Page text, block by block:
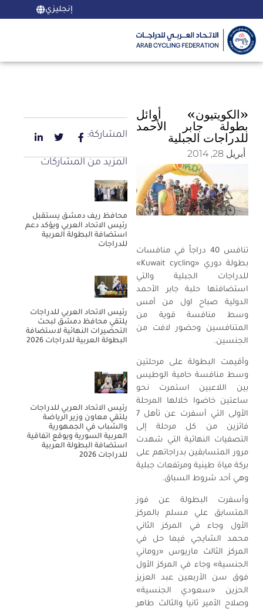
إنجليزي
«الكويتيون» أوائل
بطولة جابر الأحمد
للدراجات الجبلية
أبريل 28, 2014
تنافس 40 دراجاً في منافسات
بطولة دوري «Kuwait cycling»
للدراجات الجبلية والتي
استضافتها حلبة جابر الأحمد
الدولية صباح اول من أمس
وسط منافسة قوية من
المتنافسين وحضور لافت من
الجنسين.
وأقيمت البطولة على مرحلتين
وسط منافسة حامية الوطيس
بين اللاعبين استمرت نحو
ساعتين خاضوا خلالها المرحلة
الأولى التي أسفرت عن تأهل 7
فائزين من كل مرحلة إلى
التصفيات النهائية التي شهدت
مرور المتسابقين بدراجاتهم على
بركة مياة طينية ومرتفعات جبلية
وهي أحد شروط السباق.
وأسفرت البطولة عن فوز
المتسابق علي مسلم بالمركز
الأول وجاء في المركز الثاني
محمد الشايجي فيما حل في
المركز الثالث ماريوس «روماني
الجنسية» وجاء في المركز الأول
فوق سن الأربعين عبد العزيز
الحزين «سعودي الجنسية»
وصلاح الأمير ثانيا والثالث طاهر
المشاركة:
المزيد من المشاركات
محافظ ريف دمشق يستقبل
رئيس الاتحاد العربي ويؤكد دعم
استضافة البطولة العربية
للدراجات
رئيس الاتحاد العربي للدراجات
يلتقي محافظ دمشق لبحث
التحضيرات النهائية لاستضافة
البطولة العربية للدراجات 2026
رئيس الاتحاد العربي للدراجات
يلتقي معاون وزير الرياضة
والشباب في الجمهورية
العربية السورية ويوقع اتفاقية
استضافة البطولة العربية
للدراجات 2026